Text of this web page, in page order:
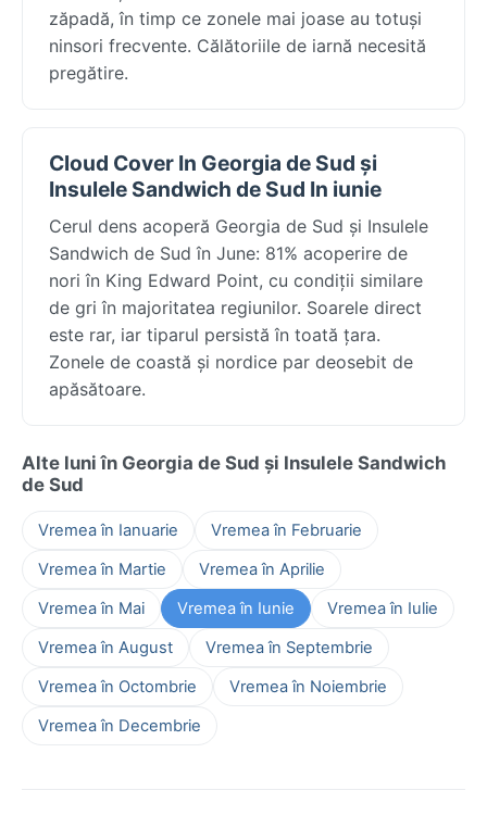
zăpadă, în timp ce zonele mai joase au totuși
ninsori frecvente. Călătoriile de iarnă necesită
pregătire.
Cloud Cover In Georgia de Sud și
Insulele Sandwich de Sud In iunie
Cerul dens acoperă Georgia de Sud și Insulele
Sandwich de Sud în June: 81% acoperire de
nori în King Edward Point, cu condiții similare
de gri în majoritatea regiunilor. Soarele direct
este rar, iar tiparul persistă în toată țara.
Zonele de coastă și nordice par deosebit de
apăsătoare.
Alte luni în Georgia de Sud și Insulele Sandwich
de Sud
Vremea în Ianuarie
Vremea în Februarie
Vremea în Martie
Vremea în Aprilie
Vremea în Mai
Vremea în Iunie
Vremea în Iulie
Vremea în August
Vremea în Septembrie
Vremea în Octombrie
Vremea în Noiembrie
Vremea în Decembrie